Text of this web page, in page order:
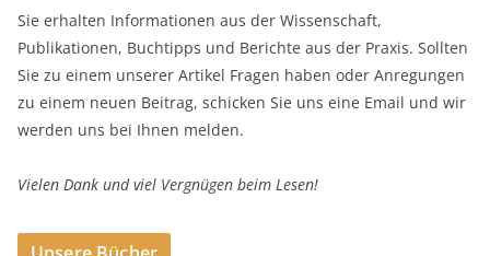
Sie erhalten Informationen aus der Wissenschaft,
Publikationen, Buchtipps und Berichte aus der Praxis. Sollten
Sie zu einem unserer Artikel Fragen haben oder Anregungen
zu einem neuen Beitrag, schicken Sie uns eine Email und wir
werden uns bei Ihnen melden.
Vielen Dank und viel Vergnügen beim Lesen!